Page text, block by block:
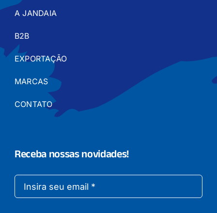
A JANDAIA
B2B
EXPORTAÇÃO
MARCAS
CONTATO
Receba nossas novidades!